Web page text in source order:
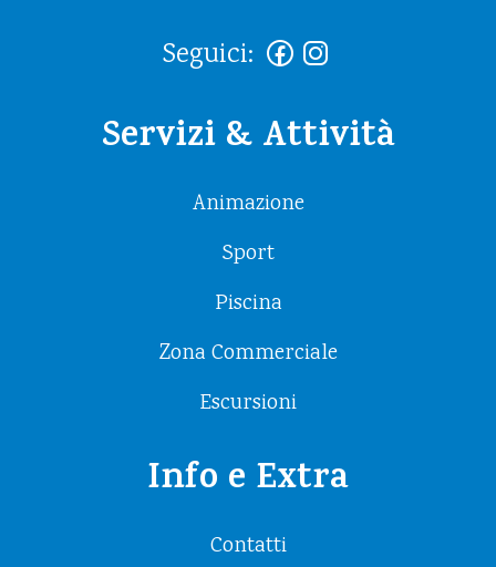
Seguici:
Servizi & Attività
Animazione
Sport
Piscina
Zona Commerciale
Escursioni
Info e Extra
Contatti